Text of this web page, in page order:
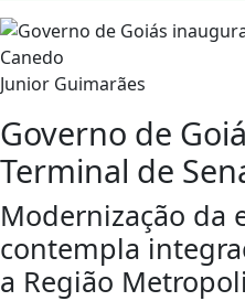
Junior Guimarães
Governo de
Terminal de
Modernização da
contempla
a Região